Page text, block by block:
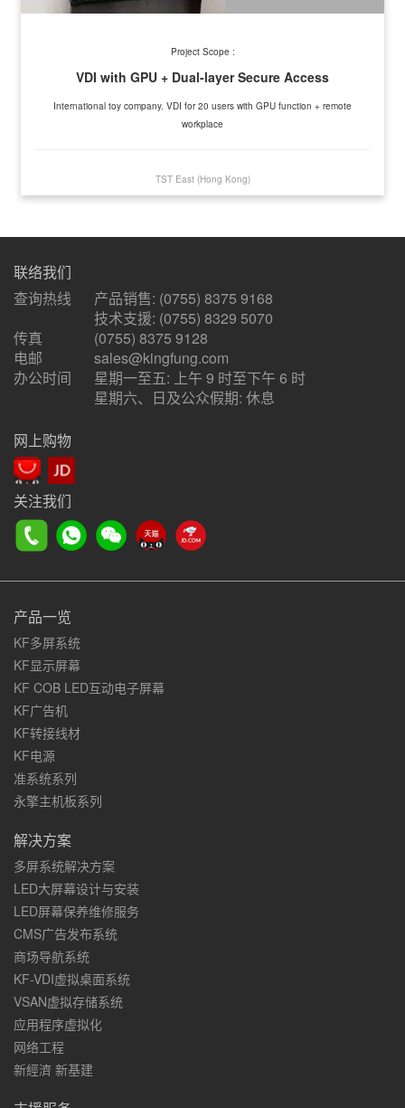
Project Scope :
VDI with GPU + Dual-layer Secure Access
International toy company. VDI for 20 users with GPU function + remote
workplace
TST East (Hong Kong)
联络我们
查询热线
产品销售: (0755) 8375 9168
技术支援: (0755) 8329 5070
传真
(0755) 8375 9128
电邮
sales@kingfung.com
办公时间
星期一至五: 上午 9 时至下午 6 时
星期六、日及公众假期: 休息
网上购物
关注我们
产品一览
KF多屏系统
KF显示屏幕
KF COB LED互动电子屏幕
KF广告机
KF转接线材
KF电源
准系统系列
永擎主机板系列
解决方案
多屏系统解决方案
LED大屏幕设计与安装
LED屏幕保养维修服务
CMS广告发布系统
商场导航系统
KF-VDI虚拟桌面系统
VSAN虚拟存储系统
应用程序虚拟化
网络工程
新經濟 新基建